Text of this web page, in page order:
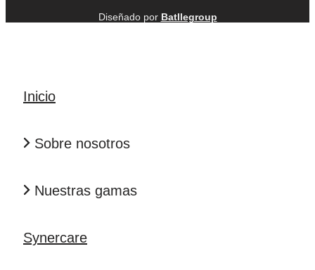
Diseñado por Batllegroup
Inicio
Sobre nosotros
Nuestras gamas
Synercare